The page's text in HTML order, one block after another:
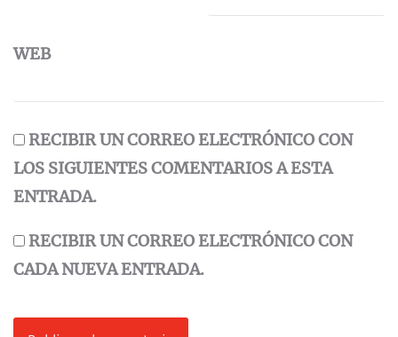
WEB
RECIBIR UN CORREO ELECTRÓNICO CON
LOS SIGUIENTES COMENTARIOS A ESTA
ENTRADA.
RECIBIR UN CORREO ELECTRÓNICO CON
CADA NUEVA ENTRADA.